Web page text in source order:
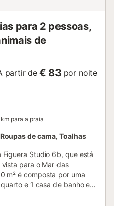
para 2 pessoas,
de
partir de € 83 por noite
km para a praia
de cama, Toalhas
Studio 6b, que está
para o Mar das
m² é composta por uma
e 1 casa de banho e